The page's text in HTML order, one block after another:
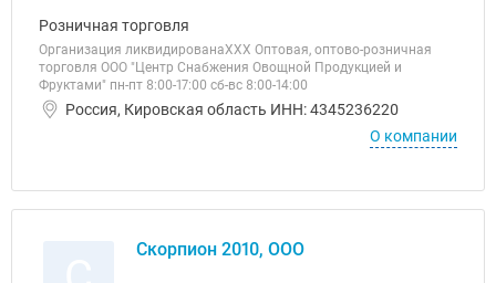
Розничная торговля
Организация ликвидированаХХХ Оптовая, оптово-розничная
торговля ООО "Центр Снабжения Овощной Продукцией и
Фруктами" пн-пт 8:00-17:00 сб-вс 8:00-14:00
Россия, Кировская область ИНН: 4345236220
О компании
Скорпион 2010, ООО